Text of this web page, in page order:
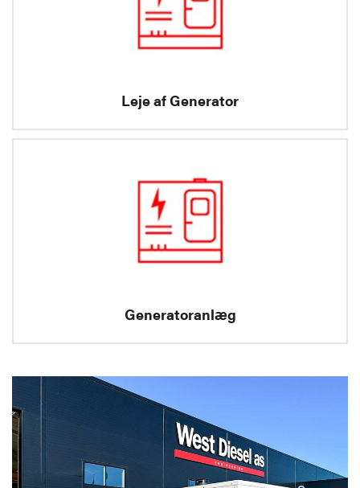
Leje af Generator
Generatoranlæg